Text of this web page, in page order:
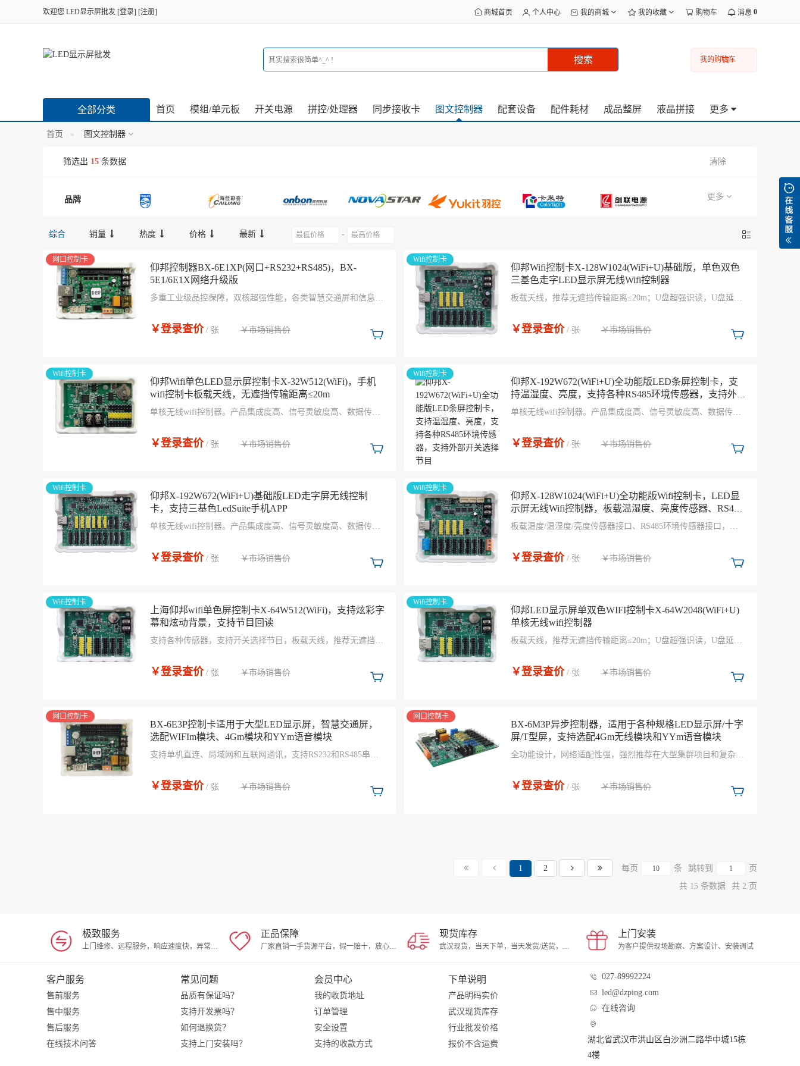
欢迎您 LED显示屏批发 [登录] [注册] 商城首页 个人中心 我的商城 我的收藏 购物车 消息 0
搜索 我的购物车
首页 模组/单元板 开关电源 拼控/处理器 同步接收卡 图文控制器 配套设备 配件耗材 成品整屏 液晶拼接 更多
全部分类
首页 图文控制器
筛选出 15 条数据 清除
品牌 更多
综合 销量 热度 价格 最新 -
仰邦控制器BX-6E1XP(网口+RS232+RS485)，BX-
5E1/6E1X网络升级版
多重工业级品控保障，双核超强性能，各类智慧交通屏和信息动
￥登录查价 / 张 ￥市场销售价
网口控制卡
仰邦Wifi控制卡X-128W1024(WiFi+U)基础版，单色双色
三基色走字LED显示屏无线Wifi控制器
板载天线，推荐无遮挡传输距离≤20m；U盘超强识读，U盘延长
压，7*24小时不断电，≤0.3%故障率。
￥登录查价 / 张 ￥市场销售价
Wifi控制卡
仰邦Wifi单色LED显示屏控制卡X-32W512(WiFi)，手机
wifi控制卡板载天线，无遮挡传输距离≤20m
单核无线wifi控制器。产品集成度高、信号灵敏度高、数据传输
￥登录查价 / 张 ￥市场销售价
Wifi控制卡
仰邦X-192W672(WiFi+U)全功能版LED条屏控制卡，支
持温湿度、亮度，支持各种RS485环境传感器，支持外
部开关选择节目
单核无线wifi控制器。产品集成度高、信号灵敏度高、数据传输
￥登录查价 / 张 ￥市场销售价
Wifi控制卡
仰邦X-192W672(WiFi+U)基础版LED走字屏无线控制
卡，支持三基色LedSuite手机APP
单核无线wifi控制器。产品集成度高、信号灵敏度高、数据传输
胶，国标双85防护等级，防尘、防潮、防静电、防盐雾；
￥登录查价 / 张 ￥市场销售价
Wifi控制卡
仰邦X-128W1024(WiFi+U)全功能版Wifi控制卡，LED显
示屏无线Wifi控制器，板载温湿度、亮度传感器、RS485
环境传感器接口
板载温度/温湿度/亮度传感器接口、RS485环境传感器接口，板
信号灵敏度高、数据传输速度快，便于安装和使用。
￥登录查价 / 张 ￥市场销售价
Wifi控制卡
上海仰邦wifi单色屏控制卡X-64W512(WiFi)，支持炫彩字
幕和炫动背景，支持节目回读
支持各种传感器，支持开关选择节目，板载天线，推荐无遮挡传
￥登录查价 / 张 ￥市场销售价
Wifi控制卡
仰邦LED显示屏单双色WIFI控制卡X-64W2048(WiFi+U)
单核无线wifi控制器
板载天线，推荐无遮挡传输距离≤20m；U盘超强识读，U盘延长
￥登录查价 / 张 ￥市场销售价
Wifi控制卡
BX-6E3P控制卡适用于大型LED显示屏，智慧交通屏，
选配WIFIm模块、4Gm模块和YYm语音模块
支持单机直连、局域网和互联网通讯，支持RS232和RS485串行
持4G无线通讯
￥登录查价 / 张 ￥市场销售价
网口控制卡
BX-6M3P异步控制器，适用于各种规格LED显示屏/十字
屏/T型屏，支持选配4Gm无线模块和YYm语音模块
全功能设计，网络适配性强，强烈推荐在大型集群项目和复杂网
￥登录查价 / 张 ￥市场销售价
网口控制卡
1 2 每页 条 跳转到
页
共 15 条数据
共 2 页
极致服务
上门维修、远程服务，响应速度快，异常问题随时解决
正品保障
厂家直销一手货源平台，假一赔十，放心选择
现货库存
武汉现货，当天下单，当天发货/送货，支持自提
上门安装
为客户提供现场勘察、方案设计、安装调试
客户服务
售前服务
售中服务
售后服务
在线技术问答
常见问题
品质有保证吗？
支持开发票吗？
如何退换货？
支持上门安装吗？
会员中心
我的收货地址
订单管理
安全设置
支持的收款方式
下单说明
产品明码实价
武汉现货库存
行业批发价格
报价不含运费
027-89992224
led@dzping.com
在线咨询
湖北省武汉市洪山区白沙洲二路华中城15栋
4楼